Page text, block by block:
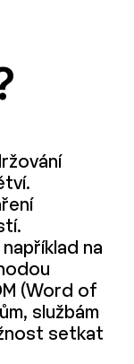
na
(Word of
službám
setkat